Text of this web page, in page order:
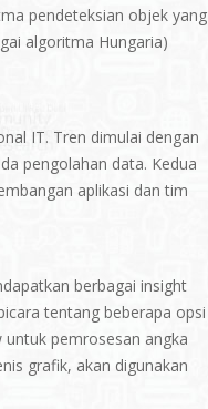
pendeteksian objek yang
algoritma Hungaria)
IT. Tren dimulai dengan
pengolahan data. Kedua
aplikasi dan tim
berbagai insight
tentang beberapa opsi
pemrosesan angka
grafik, akan digunakan